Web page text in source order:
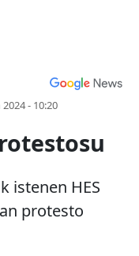
- 10:20
istenen HES
protesto